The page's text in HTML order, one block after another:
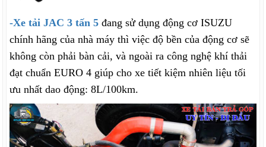
-Xe tải JAC 3 tấn 5 đang sử dụng động cơ ISUZU
chính hãng của nhà máy thì việc độ bền của động cơ sẽ
không còn phải bàn cải, và ngoài ra công nghệ khí thải
đạt chuẩn EURO 4 giúp cho xe tiết kiệm nhiên liệu tối
ưu nhất dao động: 8L/100km.